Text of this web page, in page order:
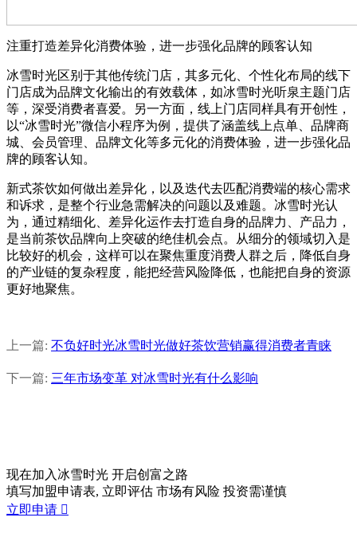
注重打造差异化消费体验，进一步强化品牌的顾客认知
冰雪时光区别于其他传统门店，其多元化、个性化布局的线下
门店成为品牌文化输出的有效载体，如冰雪时光听泉主题门店
等，深受消费者喜爱。另一方面，线上门店同样具有开创性，
以“冰雪时光”微信小程序为例，提供了涵盖线上点单、品牌商
城、会员管理、品牌文化等多元化的消费体验，进一步强化品
牌的顾客认知。
新式茶饮如何做出差异化，以及迭代去匹配消费端的核心需求
和诉求，是整个行业急需解决的问题以及难题。冰雪时光认
为，通过精细化、差异化运作去打造自身的品牌力、产品力，
是当前茶饮品牌向上突破的绝佳机会点。从细分的领域切入是
比较好的机会，这样可以在聚焦重度消费人群之后，降低自身
的产业链的复杂程度，能把经营风险降低，也能把自身的资源
更好地聚焦。
上一篇: 不负好时光冰雪时光做好茶饮营销赢得消费者青睐
下一篇: 三年市场变革 对冰雪时光有什么影响
现在加入冰雪时光 开启创富之路
填写加盟申请表, 立即评估 市场有风险 投资需谨慎
立即申请 